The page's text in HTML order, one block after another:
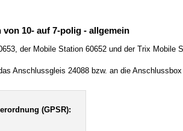
10- auf 7-polig - allgemein
der Mobile Station 60652 und der Trix
Anschlussgleis 24088 bzw. an die
(GPSR):